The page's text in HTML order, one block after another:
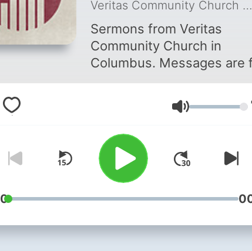
Veritas Community Church |
Sermons from Veritas
Community Church in
Columbus. Messages are
various preachers at all
congregations: Short
Tri-City, and West.Ένταση